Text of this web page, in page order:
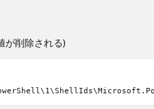
が削除される)